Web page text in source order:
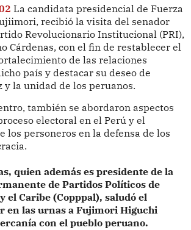
La candidata presidencial de Fuerza
recibió la visita del senador
Revolucionario Institucional (PRI),
Cárdenas, con el fin de restablecer el
de las relaciones
país y destacar su deseo de
y la unidad de los peruanos.
también se abordaron aspectos
electoral en el Perú y el
los personeros en la defensa de los
quien además es presidente de la
de Partidos Políticos de
el Caribe (Copppal), saludó el
en las urnas a Fujimori Higuchi
con el pueblo peruano.